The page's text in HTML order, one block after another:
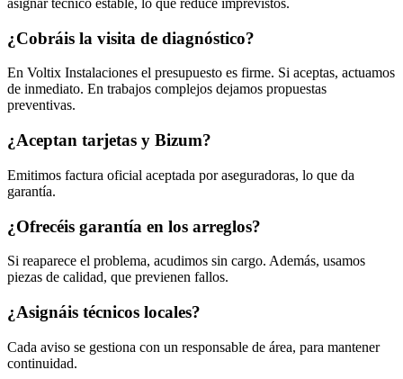
asignar técnico estable, lo que reduce imprevistos.
¿Cobráis la visita de diagnóstico?
En Voltix Instalaciones el presupuesto es firme. Si aceptas, actuamos
de inmediato. En trabajos complejos dejamos propuestas
preventivas.
¿Aceptan tarjetas y Bizum?
Emitimos factura oficial aceptada por aseguradoras, lo que da
garantía.
¿Ofrecéis garantía en los arreglos?
Si reaparece el problema, acudimos sin cargo. Además, usamos
piezas de calidad, que previenen fallos.
¿Asignáis técnicos locales?
Cada aviso se gestiona con un responsable de área, para mantener
continuidad.